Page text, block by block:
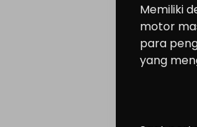
Memiliki
motor
para
yang